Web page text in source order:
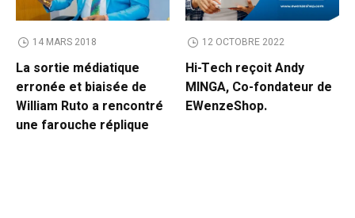
14 MARS 2018
La sortie médiatique
erronée et biaisée de
William Ruto a rencontré
une farouche réplique
12 OCTOBRE 2022
Hi-Tech reçoit Andy
MINGA, Co-fondateur de
EWenzeShop.